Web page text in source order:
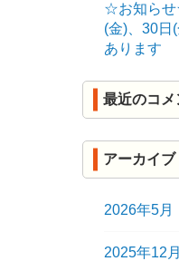
☆お知ら
(金)、30日
あります
最近のコメ
アーカイブ
2026年5月
2025年12月